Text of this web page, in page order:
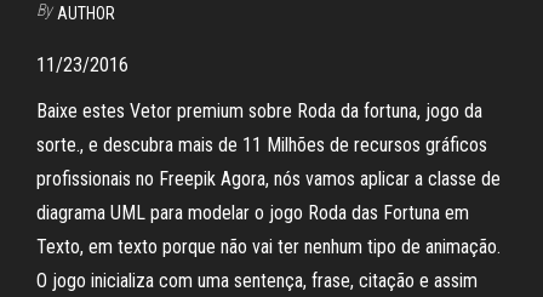
By AUTHOR
11/23/2016
Baixe estes Vetor premium sobre Roda da fortuna, jogo da
sorte., e descubra mais de 11 Milhões de recursos gráficos
profissionais no Freepik Agora, nós vamos aplicar a classe de
diagrama UML para modelar o jogo Roda das Fortuna em
Texto, em texto porque não vai ter nenhum tipo de animação.
O jogo inicializa com uma sentença, frase, citação e assim